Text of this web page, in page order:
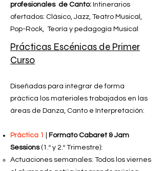
profesionales de Canto: Intinerarios
ofertados: Clásico, Jazz, Teatro Musical,
Pop-Rock, Teoría y pedagogía Musical
Prácticas Escénicas de Primer
Curso
Diseñadas para integrar de forma
práctica los materiales trabajados en las
áreas de Danza, Canto e Interpretación:
Práctica 1
Formato Cabaret & Jam
Sessions(1.º y 2.º Trimestre):
Actuaciones semanales: Todos los viernes